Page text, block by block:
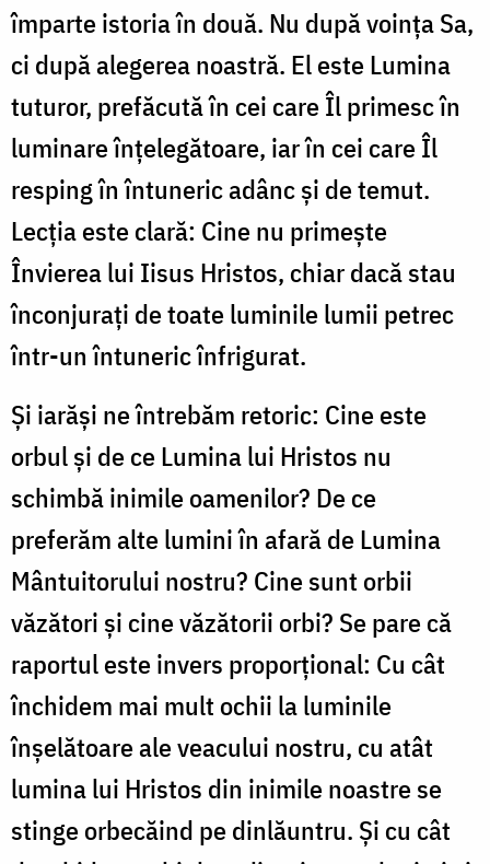
împarte istoria în două. Nu după voința Sa,
ci după alegerea noastră. El este Lumina
tuturor, prefăcută în cei care Îl primesc în
luminare înțelegătoare, iar în cei care Îl
resping în întuneric adânc și de temut.
Lecția este clară: Cine nu primește
Învierea lui Iisus Hristos, chiar dacă stau
înconjurați de toate luminile lumii petrec
într-un întuneric înfrigurat.
Și iarăși ne întrebăm retoric: Cine este
orbul și de ce Lumina lui Hristos nu
schimbă inimile oamenilor? De ce
preferăm alte lumini în afară de Lumina
Mântuitorului nostru? Cine sunt orbii
văzători și cine văzătorii orbi? Se pare că
raportul este invers proporțional: Cu cât
închidem mai mult ochii la luminile
înșelătoare ale veacului nostru, cu atât
lumina lui Hristos din inimile noastre se
stinge orbecăind pe dinlăuntru. Și cu cât